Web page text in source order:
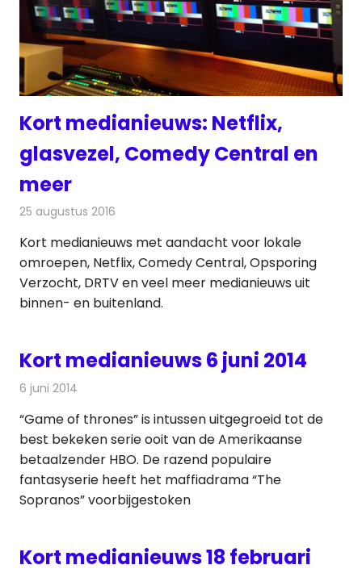
Kort medianieuws: Netflix,
glasvezel, Comedy Central en
meer
25 augustus 2016
Kort medianieuws met aandacht voor lokale
omroepen, Netflix, Comedy Central, Opsporing
Verzocht, DRTV en veel meer medianieuws uit
binnen- en buitenland.
Kort medianieuws 6 juni 2014
6 juni 2014
“Game of thrones” is intussen uitgegroeid tot de
best bekeken serie ooit van de Amerikaanse
betaalzender HBO. De razend populaire
fantasyserie heeft het maffiadrama “The
Sopranos” voorbijgestoken
Kort medianieuws 18 februari